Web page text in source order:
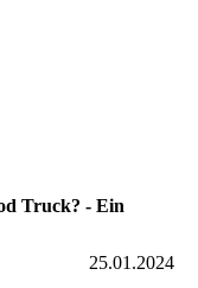
Truck? - Ein
25.01.2024